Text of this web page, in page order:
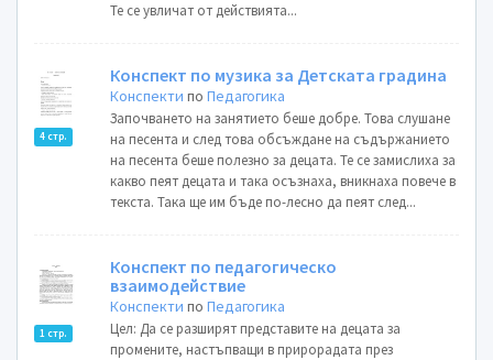
Те се увличат от действията...
4 стр.
Конспект по музика за Детската градина
Конспекти поПедагогика
Започването на занятието беше добре. Това слушане
на песента и след това обсъждане на съдържанието
на песента беше полезно за децата. Те се замислиха за
какво пеят децата и така осъзнаха, вникнаха повече в
текста. Така ще им бъде по-лесно да пеят след...
1 стр.
Конспект по педагогическо
взаимодействие
Конспекти поПедагогика
Цел: Да се разширят представите на децата за
промените, настъпващи в прирорадата през